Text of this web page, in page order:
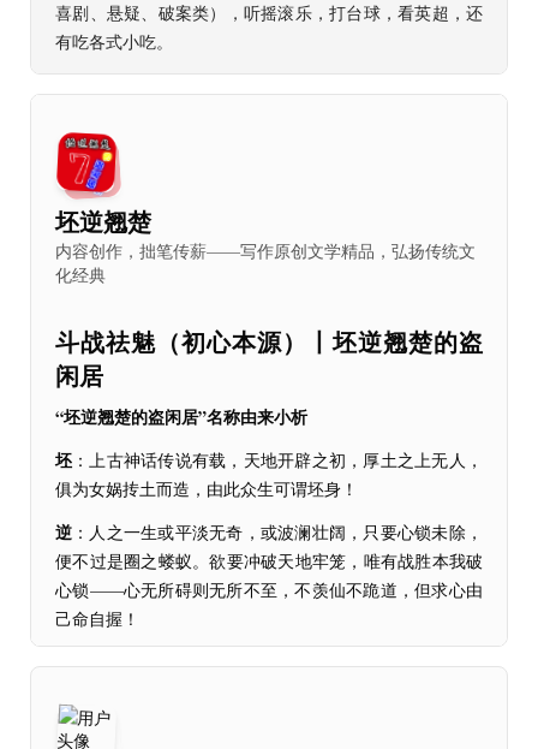
喜剧、悬疑、破案类），听摇滚乐，打台球，看英超，还
有吃各式小吃。
坯逆翘楚
内容创作，拙笔传薪——写作原创文学精品，弘扬传统文
化经典
斗战祛魅（初心本源）丨坯逆翘楚的盗
闲居
“坯逆翘楚的盗闲居”名称由来小析
坯 ：上古神话传说有载，天地开辟之初，厚土之上无人，
俱为女娲抟土而造，由此众生可谓坯身！
逆 ：人之一生或平淡无奇，或波澜壮阔，只要心锁未除，
便不过是圈之蝼蚁。欲要冲破天地牢笼，唯有战胜本我破
心锁——心无所碍则无所不至，不羡仙不跪道，但求心由
己命自握！
翘楚：“翘”，指高出仰起；“楚”，是荆木。“翘楚”，原指
杰出人才或事物。